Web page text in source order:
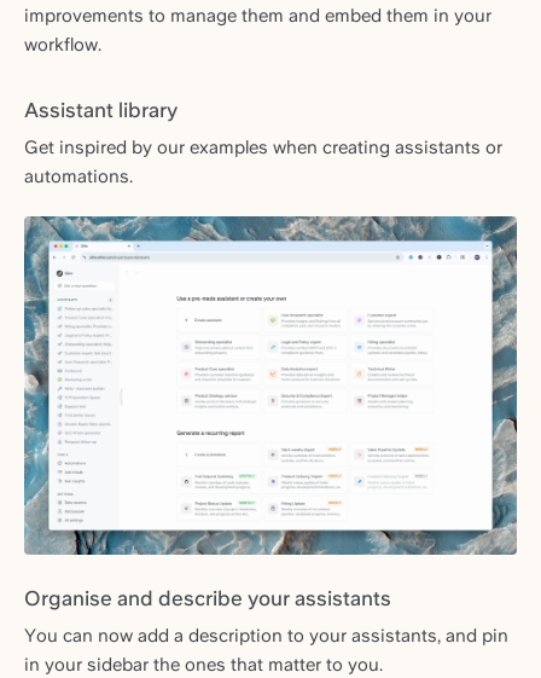
improvements to manage them and embed them in your
workflow.
Assistant library
Get inspired by our examples when creating assistants or
automations.
Organise and describe your assistants
You can now add a description to your assistants, and pin
in your sidebar the ones that matter to you.